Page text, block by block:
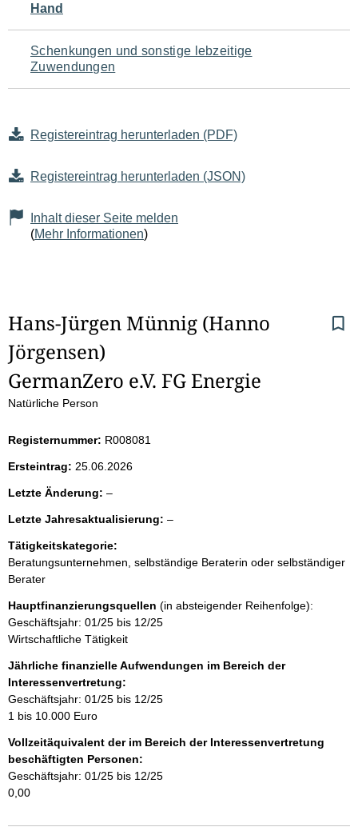
Hand
Schenkungen und sonstige lebzeitige
Zuwendungen
Registereintrag herunterladen (PDF)
Registereintrag herunterladen (JSON)
Inhalt dieser Seite melden
(Mehr Informationen)
S
e
i
e
n
i
n
h
a
l
t
Hans-Jürgen Münnig (Hanno
Jörgensen)
GermanZero e.V. FG Energie
Natürliche Person
Registernummer: R008081
Ersteintrag: 25.06.2026
Letzte Änderung: –l
e
r
Letzte Jahresaktualisierung: –l
r
Tätigkeitskategorie:
Beratungsunternehmen, selbständige Beraterin oder selbständiger
Berater
Hauptfinanzierungsquellen (in absteigender Reihenfolge):
Geschäftsjahr: 01/25 bis 12/25
Wirtschaftliche Tätigkeit
Jährliche finanzielle Aufwendungen im Bereich der
Interessenvertretung:
Geschäftsjahr: 01/25 bis 12/25
1 bis 10.000 Euro
Vollzeitäquivalent der im Bereich der Interessenvertretung
beschäftigten Personen:
Geschäftsjahr: 01/25 bis 12/25
0,00